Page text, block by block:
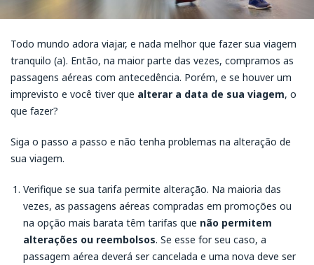
Todo mundo adora viajar, e nada melhor que fazer sua viagem
tranquilo (a). Então, na maior parte das vezes, compramos as
passagens aéreas com antecedência. Porém, e se houver um
imprevisto e você tiver que alterar a data de sua viagem, o
que fazer?
Siga o passo a passo e não tenha problemas na alteração de
sua viagem.
Verifique se sua tarifa permite alteração. Na maioria das
vezes, as passagens aéreas compradas em promoções ou
na opção mais barata têm tarifas que não permitem
alterações ou reembolsos. Se esse for seu caso, a
passagem aérea deverá ser cancelada e uma nova deve ser